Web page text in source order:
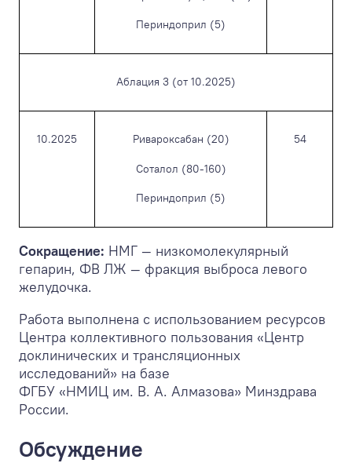
Периндоприл (5)
Аблация 3 (от 10.2025)
10.2025 Ривароксабан (20)
Соталол (80-160)
Периндоприл (5)
54
Сокращение: НМГ — низкомолекулярный
гепарин, ФВ ЛЖ — фракция выброса левого
желудочка.
Работа выполнена с использованием ресурсов
Центра коллективного пользования «Центр
доклинических и трансляционных
исследований» на базе
ФГБУ «НМИЦ им. В. А. Алмазова» Минздрава
России.
Обсуждение